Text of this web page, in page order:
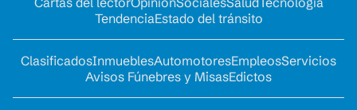
TendenciaEstado del tránsito
ClasificadosInmueblesAutomotoresEmpleosServicios
Avisos Fúnebres y MisasEdictos